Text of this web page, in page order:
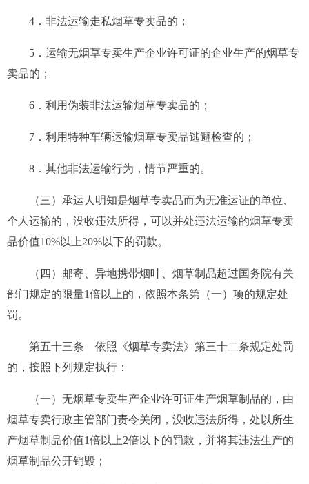
4．非法运输走私烟草专卖品的；
5．运输无烟草专卖生产企业许可证的企业生产的烟草专
卖品的；
6．利用伪装非法运输烟草专卖品的；
7．利用特种车辆运输烟草专卖品逃避检查的；
8．其他非法运输行为，情节严重的。
（三）承运人明知是烟草专卖品而为无准运证的单位、
个人运输的，没收违法所得，可以并处违法运输的烟草专卖
品价值10%以上20%以下的罚款。
（四）邮寄、异地携带烟叶、烟草制品超过国务院有关
部门规定的限量1倍以上的，依照本条第（一）项的规定处
罚。
第五十三条 依照《烟草专卖法》第三十二条规定处罚
的，按照下列规定执行：
（一）无烟草专卖生产企业许可证生产烟草制品的，由
烟草专卖行政主管部门责令关闭，没收违法所得，处以所生
产烟草制品价值1倍以上2倍以下的罚款，并将其违法生产的
烟草制品公开销毁；